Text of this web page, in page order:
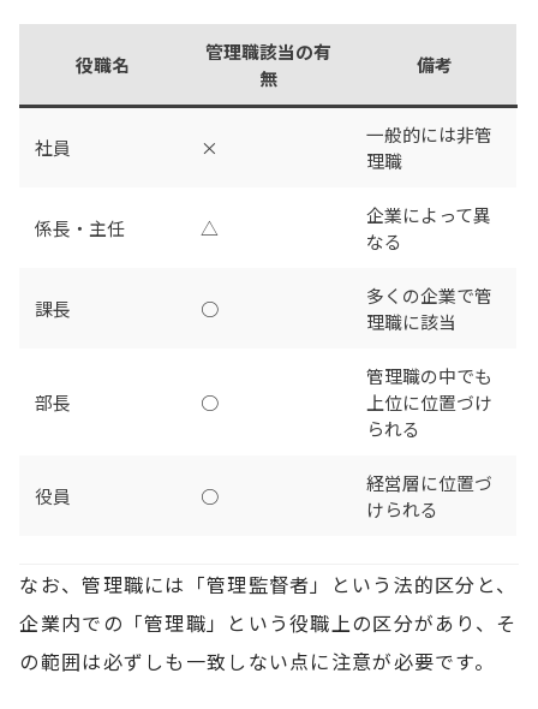
役職名
管理職該当の有
無
備考
社員 ×
一般的には非管
理職
係長・主任 △
企業によって異
なる
課長 ○
多くの企業で管
理職に該当
部長 ○
管理職の中でも
上位に位置づけ
られる
役員 ○
経営層に位置づ
けられる
なお、管理職には「管理監督者」という法的区分と、
企業内での「管理職」という役職上の区分があり、そ
の範囲は必ずしも一致しない点に注意が必要です。